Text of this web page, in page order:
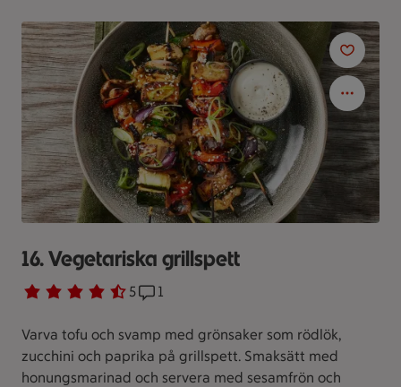
16. Vegetariska grillspett
Betyg 4.2 av 5. 5
5 personer har röstatReceptet har 1 kommentarer
1
Varva tofu och svamp med grönsaker som rödlök,
zucchini och paprika på grillspett. Smaksätt med
honungsmarinad och servera med sesamfrön och